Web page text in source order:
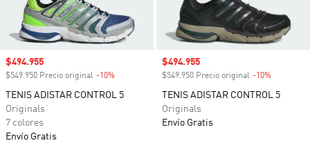
Precio de venta
$494.955
$549.950 Precio original -10%
TENIS ADISTAR CONTROL 5
Originals
7 colores
Envío Gratis
Precio de venta
$494.955
$549.950 Precio original -10%
TENIS ADISTAR CONTROL 5
Originals
Envío Gratis